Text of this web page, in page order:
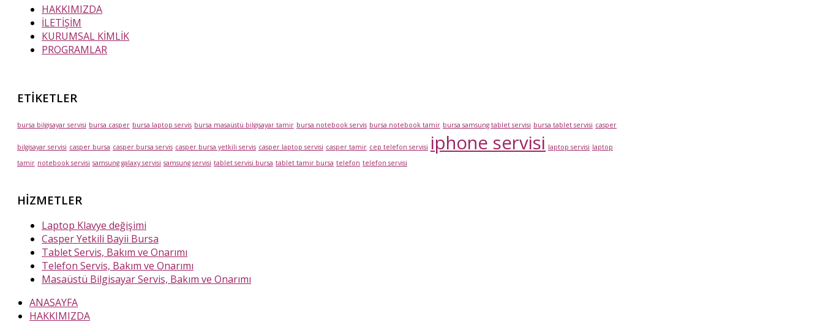
HAKKIMIZDA
İLETİŞİM
KURUMSAL KİMLİK
PROGRAMLAR
ETİKETLER
bursa bilgisayar servisi bursa casper bursa laptop servis bursa masaüstü bilgisayar tamir bursa notebook servis bursa notebook tamir bursa samsung tablet servisi bursa tablet servisi casper
bilgisayar servisi casper bursa casper bursa servis casper bursa yetkili servis casper laptop servisi casper tamir cep telefon servisi iphone servisi laptop servisi laptop
tamir notebook servisi samsung galaxy servisi samsung servisi tablet servisi bursa tablet tamir bursa telefon telefon servisi
HİZMETLER
Laptop Klavye değişimi
Casper Yetkili Bayii Bursa
Tablet Servis, Bakım ve Onarımı
Telefon Servis, Bakım ve Onarımı
Masaüstü Bilgisayar Servis, Bakım ve Onarımı
ANASAYFA
HAKKIMIZDA